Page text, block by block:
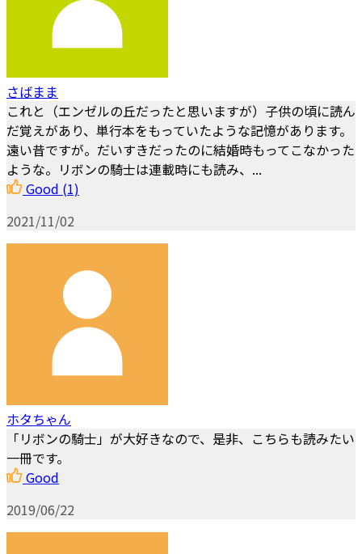
さばまま
これと（エンゼルの丘だったと思いますが）子供の頃に読ん
だ覚えがあり、単行本をもっていたような記憶があります。
遠い昔ですが。だいすきだったのに結婚時もってこなかった
ような。リボンの騎士は連載時にも読み、...
Good (1)
2021/11/02
ホタちゃん
「リボンの騎士」が大好きなので、是非、こちらも読みたい
一冊です。
Good
2019/06/22